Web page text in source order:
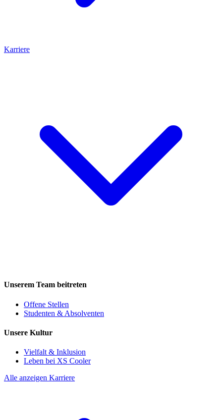
Karriere
Unserem Team beitreten
Offene Stellen
Studenten & Absolventen
Unsere Kultur
Vielfalt & Inklusion
Leben bei XS Cooler
Alle anzeigen Karriere